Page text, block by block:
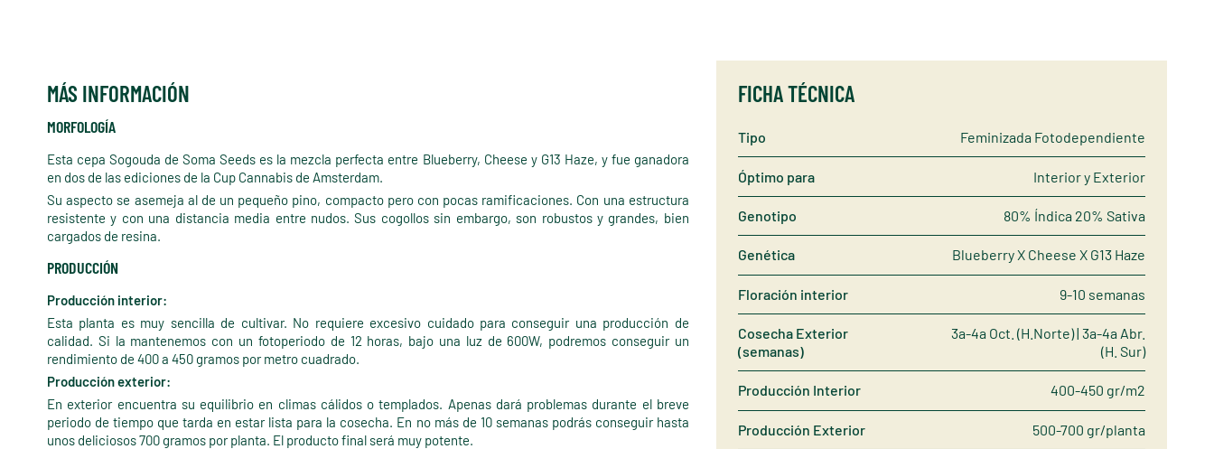
MÁS INFORMACIÓN
MORFOLOGÍA
Esta cepa Sogouda de Soma Seeds es la mezcla perfecta entre Blueberry, Cheese y G13 Haze, y fue ganadora
en dos de las ediciones de la Cup Cannabis de Amsterdam.
Su aspecto se asemeja al de un pequeño pino, compacto pero con pocas ramificaciones. Con una estructura
resistente y con una distancia media entre nudos. Sus cogollos sin embargo, son robustos y grandes, bien
cargados de resina.
PRODUCCIÓN
Producción interior:
Esta planta es muy sencilla de cultivar. No requiere excesivo cuidado para conseguir una producción de
calidad. Si la mantenemos con un fotoperiodo de 12 horas, bajo una luz de 600W, podremos conseguir un
rendimiento de 400 a 450 gramos por metro cuadrado.
Producción exterior:
En exterior encuentra su equilibrio en climas cálidos o templados. Apenas dará problemas durante el breve
periodo de tiempo que tarda en estar lista para la cosecha. En no más de 10 semanas podrás conseguir hasta
unos deliciosos 700 gramos por planta. El producto final será muy potente.
FICHA TÉCNICA
Tipo Feminizada Fotodependiente
Óptimo para Interior y Exterior
Genotipo 80% Índica 20% Sativa
Genética Blueberry X Cheese X G13 Haze
Floración interior 9-10 semanas
Cosecha Exterior
(semanas)
3a-4a Oct. (H.Norte) | 3a-4a Abr.
(H. Sur)
Producción Interior 400-450 gr/m2
Producción Exterior 500-700 gr/planta